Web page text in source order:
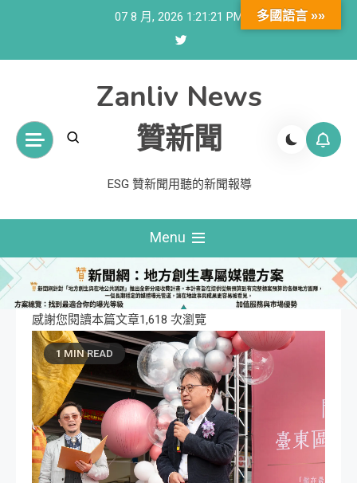
07 8 月, 2026 1:21:22 PM
Zanliv News
贊新聞
ESG 贊新聞用聽的新聞報導
Menu
感謝您閱讀本篇文章1,618 次瀏覽
1 MIN READ
多國語言 »»